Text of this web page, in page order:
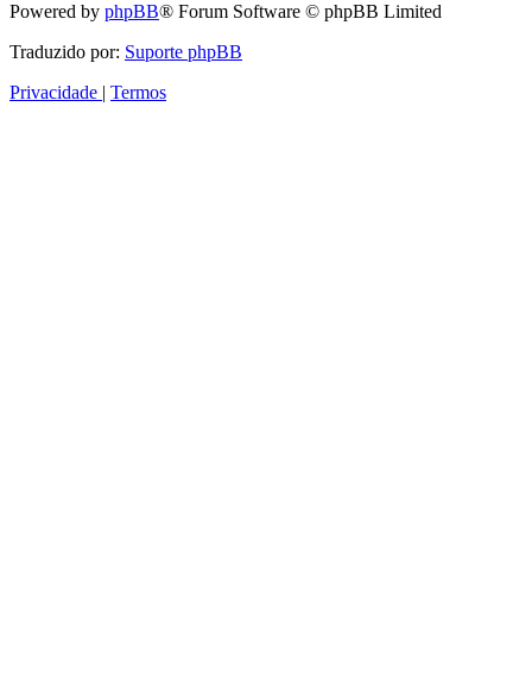
Powered by phpBB® Forum Software © phpBB Limited
Traduzido por: Suporte phpBB
Privacidade
Termos